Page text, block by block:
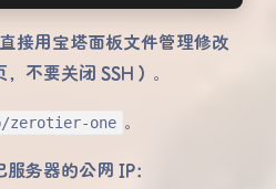
接用宝塔面板文件管理修改
不要关闭 SSH）。
one 。
务器的公网 IP：